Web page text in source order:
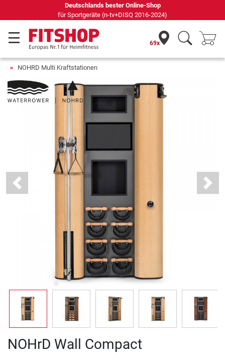
Seit 42 Jahren Ihr Experte für Heimfitness
69x
NOHRD Multi Kraftstationen
Previous Next
NOHrD Wall Compact